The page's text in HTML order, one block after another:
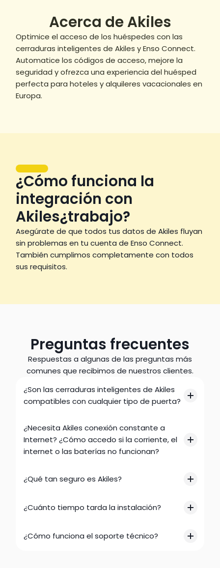
Acerca de Akiles
Optimice el acceso de los huéspedes con las
cerraduras inteligentes de Akiles y Enso Connect.
Automatice los códigos de acceso, mejore la
seguridad y ofrezca una experiencia del huésped
perfecta para hoteles y alquileres vacacionales en
Europa.
¿Cómo funciona la
integración con
Akiles¿trabajo?
Asegúrate de que todos tus datos de Akiles fluyan
sin problemas en tu cuenta de Enso Connect.
También cumplimos completamente con todos
sus requisitos.
Preguntas frecuentes
Respuestas a algunas de las preguntas más
comunes que recibimos de nuestros clientes.
¿Son las cerraduras inteligentes de Akiles
compatibles con cualquier tipo de puerta?
¿Necesita Akiles conexión constante a
Internet? ¿Cómo accedo si la corriente, el
internet o las baterías no funcionan?
¿Qué tan seguro es Akiles?
¿Cuánto tiempo tarda la instalación?
¿Cómo funciona el soporte técnico?